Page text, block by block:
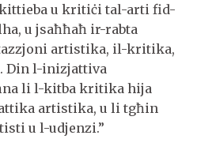
kittieba u kritiċi tal-arti fid-
u jsaħħaħ ir-rabta
artistika, il-kritika,
Din l-inizjattiva
li l-kitba kritika hija
artistika, u li tgħin
u l-udjenzi.”